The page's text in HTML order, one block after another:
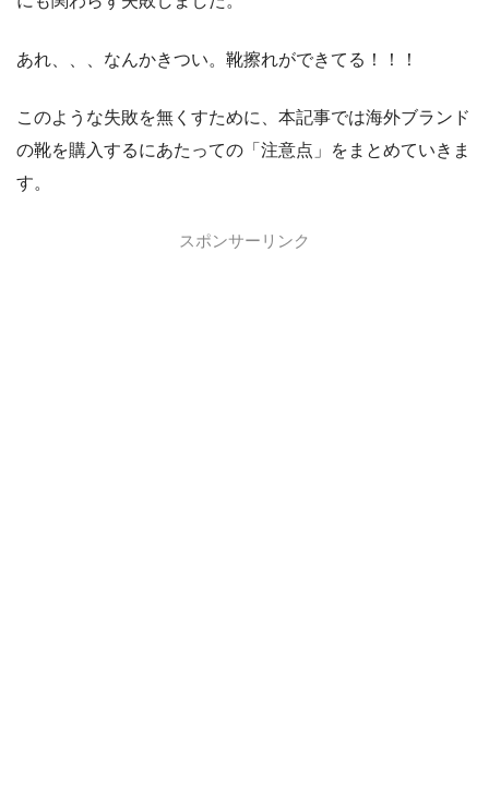
あれ、、、なんかきつい。靴擦れができてる！！！
このような失敗を無くすために、本記事では海外ブランド
の靴を購入するにあたっての「注意点」をまとめていきま
す。
スポンサーリンク